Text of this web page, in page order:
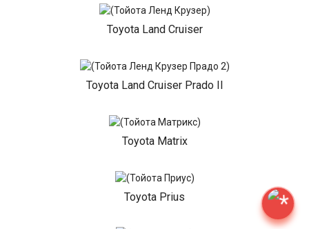
Toyota Land Cruiser
Toyota Land Cruiser Prado II
Toyota Matrix
Toyota Prius